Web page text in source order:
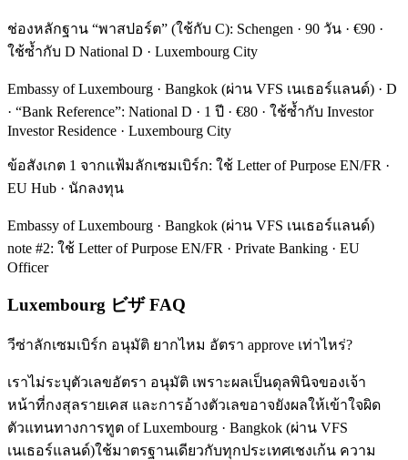
ช่องหลักฐาน “พาสปอร์ต” (ใช้กับ C): Schengen · 90 วัน · €90 ·
ใช้ซ้ำกับ D National D · Luxembourg City
Embassy of Luxembourg · Bangkok (ผ่าน VFS เนเธอร์แลนด์) · D
· “Bank Reference”: National D · 1 ปี · €80 · ใช้ซ้ำกับ Investor
Investor Residence · Luxembourg City
ข้อสังเกต 1 จากแฟ้มลักเซมเบิร์ก: ใช้ Letter of Purpose EN/FR ·
EU Hub · นักลงทุน
Embassy of Luxembourg · Bangkok (ผ่าน VFS เนเธอร์แลนด์)
note #2: ใช้ Letter of Purpose EN/FR · Private Banking · EU
Officer
Luxembourg ビザ FAQ
วีซ่าลักเซมเบิร์ก อนุมัติ ยากไหม อัตรา approve เท่าไหร่?
เราไม่ระบุตัวเลขอัตรา อนุมัติ เพราะผลเป็นดุลพินิจของเจ้า
หน้าที่กงสุลรายเคส และการอ้างตัวเลขอาจยังผลให้เข้าใจผิด
ตัวแทนทางการทูต of Luxembourg · Bangkok (ผ่าน VFS
เนเธอร์แลนด์)ใช้มาตรฐานเดียวกับทุกประเทศเชงเก้น ความ